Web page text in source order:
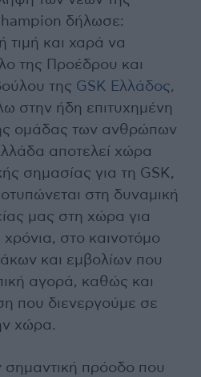
δήλωσε:
τιμή και χαρά να
της Προέδρου και
της GSK Ελλάδος,
στην ήδη επιτυχημένη
ομάδας των ανθρώπων
αποτελεί χώρα
σημασίας για τη GSK,
στη δυναμική
μας στη χώρα για
στο καινοτόμο
και εμβολίων που
αγορά, καθώς και
που διενεργούμε σε
χώρα.
σημαντική πρόοδο που